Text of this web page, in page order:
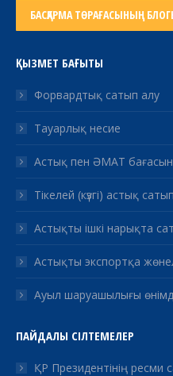
БАСҚАРМА ТӨРАҒАСЫНЫҢ
ҚЫЗМЕТ БАҒЫТЫ
Форвардтық сатып алу
Тауарлық несие
Астық пен ӘМАТ
Тікелей (күзгі) астық
Астықты ішкі нарықта
Астықты экспортқа
Ауыл шаруашылығы
ПАЙДАЛЫ СІЛТЕМЕЛЕР
ҚР Президентінің ресми